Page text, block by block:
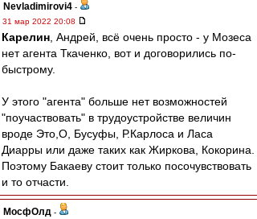
Nevladimirovi4 -
31 мар 2022 20:08
Карелин , Андрей, всё очень просто - у Мозеса
нет агента Ткаченко, вот и договорились по-
быстрому.
У этого "агента" больше нет возможностей
"поучаствовать" в трудоустройстве величин
вроде Это,О, Бусуфы, Р.Карлоса и Ласа
Диарры или даже таких как Жиркова, Кокорина.
Поэтому Бакаеву стоит только посочувствовать
и то отчасти.
МосфОлд -